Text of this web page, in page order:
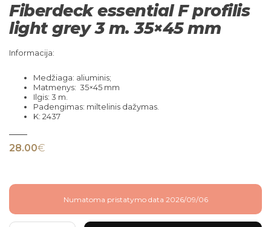
Fiberdeck essential F profilis
light grey 3 m. 35×45 mm
Informacija:
Medžiaga: aliuminis;
Matmenys: 35×45 mm
Ilgis: 3 m.
Padengimas: miltelinis dažymas.
K: 2437
28.00€
Numatoma pristatymo data 2026/09/06